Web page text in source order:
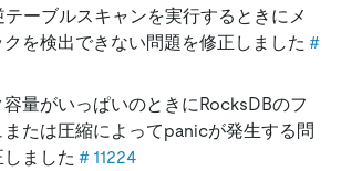
テーブルスキャンを実行するときにメ
クを検出できない問題を修正しました ＃
量がいっぱいのときにRocksDBのフ
または圧縮によってpanicが発生する問
ました ＃11224